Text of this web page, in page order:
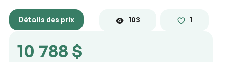
Détails des prix 1
103
10 788 $